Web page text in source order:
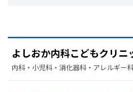
よしおか内科こどもクリニ
内科・​小児科・​消化器科・​アレルギー